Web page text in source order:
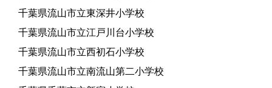
千葉県流山市立東深井小学校
千葉県流山市立江戸川台小学校
千葉県流山市立西初石小学校
千葉県流山市立南流山第二小学校